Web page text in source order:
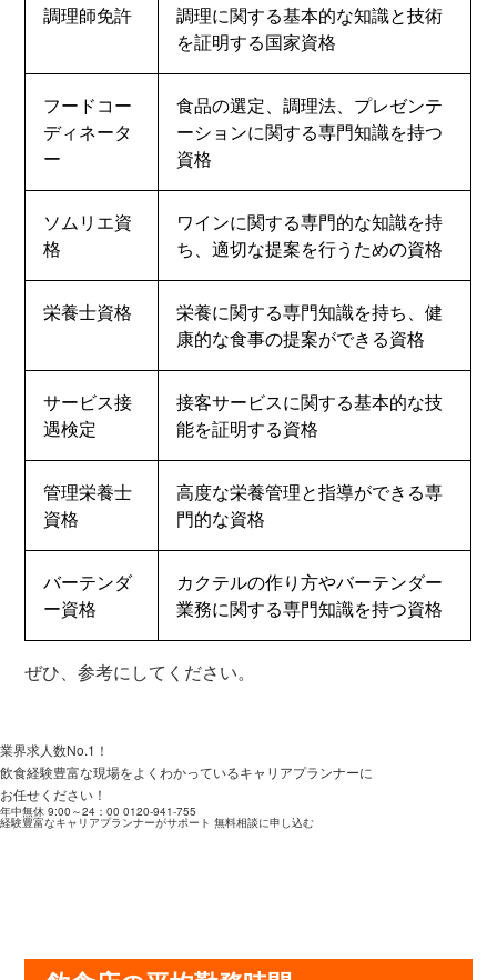
調理師免許
調理に関する基本的な知識と技術
を証明する国家資格
フードコー
ディネータ
ー
食品の選定、調理法、プレゼンテ
ーションに関する専門知識を持つ
資格
ソムリエ資
格
ワインに関する専門的な知識を持
ち、適切な提案を行うための資格
栄養士資格
栄養に関する専門知識を持ち、健
康的な食事の提案ができる資格
サービス接
遇検定
接客サービスに関する基本的な技
能を証明する資格
管理栄養士
資格
高度な栄養管理と指導ができる専
門的な資格
バーテンダ
ー資格
カクテルの作り方やバーテンダー
業務に関する専門知識を持つ資格
ぜひ、参考にしてください。
業界求人数No.1！
飲食経験豊富な現場をよくわかっているキャリアプランナーに
お任せください！
年中無休 9:00～24：00 0120-941-755
経験豊富なキャリアプランナーがサポート 無料相談に申し込む